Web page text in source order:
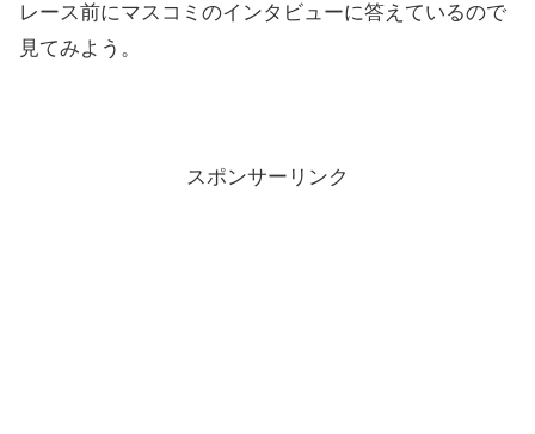
レース前にマスコミのインタビューに答えているので
見てみよう。
スポンサーリンク